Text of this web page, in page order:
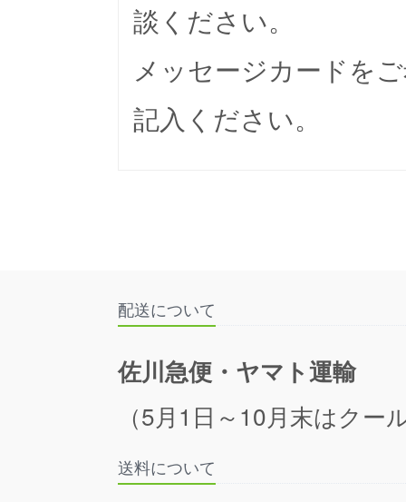
談ください。
メッセージカードを
記入ください。
配送について
佐川急便・ヤマト運輸
（5月1日～10月末はクー
送料について